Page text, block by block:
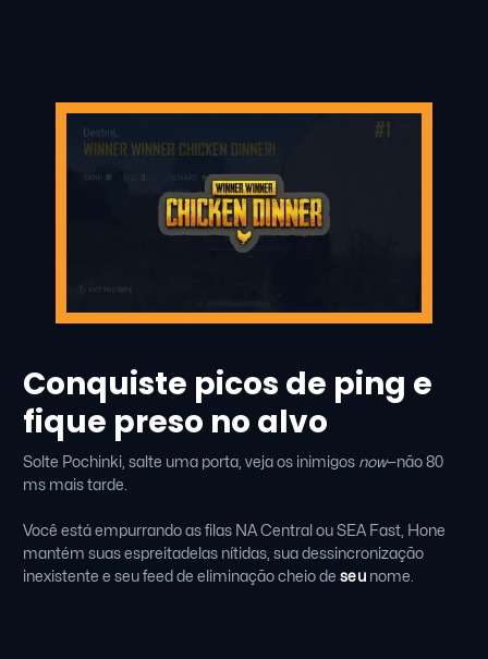
Conquiste picos de ping e
fique preso no alvo
Solte Pochinki, salte uma porta, veja os inimigos now—não 80
ms mais tarde.
Você está empurrando as filas NA Central ou SEA Fast, Hone
mantém suas espreitadelas nítidas, sua dessincronização
inexistente e seu feed de eliminação cheio de seu nome.